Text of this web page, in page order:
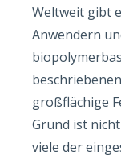
Weltweit gibt
Anwendern
großflächige
Grund ist
viele der